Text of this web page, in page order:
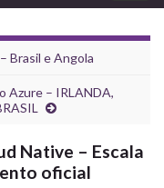
Brasil e Angola
Azure – IRLANDA,
Native – Escala
oficial